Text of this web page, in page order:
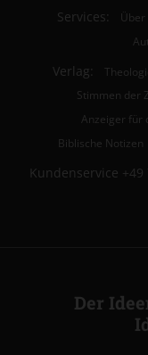
Services: Über
Verlag:
Stimmen der
Anzeiger für
Biblische Notizen
Kundenservice +49
Der